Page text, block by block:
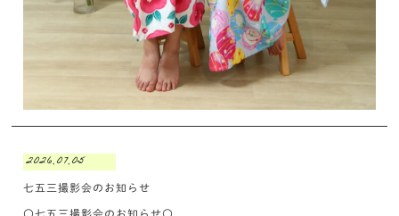
2026.07.05
七五三撮影会のお知らせ
〇七五三撮影会のお知らせ〇